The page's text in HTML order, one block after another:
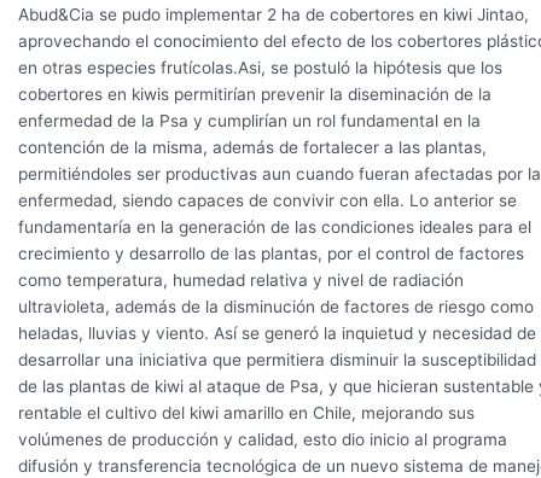
Abud&Cia se pudo implementar 2 ha de cobertores en kiwi Jintao,
aprovechando el conocimiento del efecto de los cobertores
en otras especies frutícolas.Asi, se postuló la hipótesis que los
cobertores en kiwis permitirían prevenir la diseminación de la
enfermedad de la Psa y cumplirían un rol fundamental en la
contención de la misma, además de fortalecer a las plantas,
permitiéndoles ser productivas aun cuando fueran afectadas por la
enfermedad, siendo capaces de convivir con ella. Lo anterior se
fundamentaría en la generación de las condiciones ideales para el
crecimiento y desarrollo de las plantas, por el control de factores
como temperatura, humedad relativa y nivel de radiación
ultravioleta, además de la disminución de factores de riesgo como
heladas, lluvias y viento. Así se generó la inquietud y necesidad de
desarrollar una iniciativa que permitiera disminuir la susceptibilidad
de las plantas de kiwi al ataque de Psa, y que hicieran sustentable
rentable el cultivo del kiwi amarillo en Chile, mejorando sus
volúmenes de producción y calidad, esto dio inicio al programa
difusión y transferencia tecnológica de un nuevo sistema de